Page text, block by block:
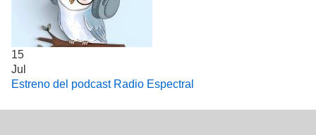
15
Jul
Estreno del podcast Radio Espectral